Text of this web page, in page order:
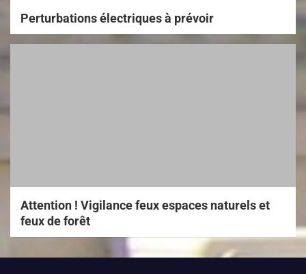
Perturbations électriques à prévoir
Attention ! Vigilance feux espaces naturels et
feux de forêt